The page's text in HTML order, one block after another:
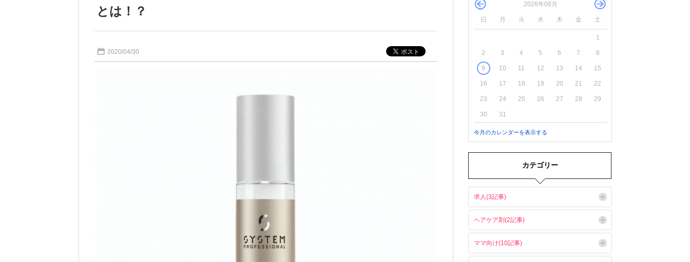
とは！？
2020/04/30
2026年08月
日 月 火 水 木 金 土
1
2 3 4 5 6 7 8
9 10 11 12 13 14 15
16 17 18 19 20 21 22
23 24 25 26 27 28 29
30 31
今月のカレンダーを表示する
カテゴリー
求人(3記事)
ヘアケア剤(2記事)
ママ向け(10記事)